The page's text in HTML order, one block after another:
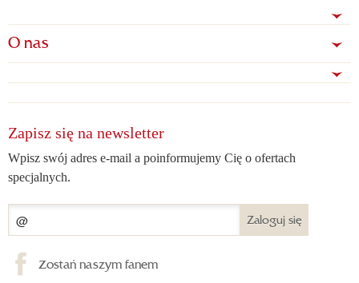
O nas
Zapisz się na newsletter
Wpisz swój adres e-mail a poinformujemy Cię o ofertach
specjalnych.
Zaloguj się
Zostań naszym fanem